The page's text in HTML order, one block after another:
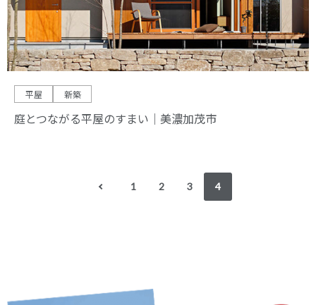
平屋 新築
庭とつながる平屋のすまい｜美濃加茂市
1 2 3 4